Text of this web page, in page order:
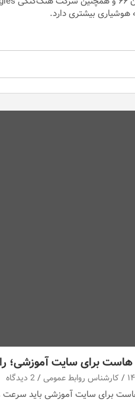
بیشتری دارد.
هاست برای سایت آموزشی؛
کارشناس روابط عمومی 2 دیدگاه
برای سایت آموزشی باید سرعت و